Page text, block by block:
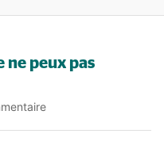
ne peux pas